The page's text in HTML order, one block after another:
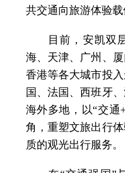
共交通向旅游体验载
目前，安凯双层
海、天津、广州、
香港等各大城市投
国、法国、西班牙
海外多地，以“交通
角，重塑文旅出行
质的观光出行服务。